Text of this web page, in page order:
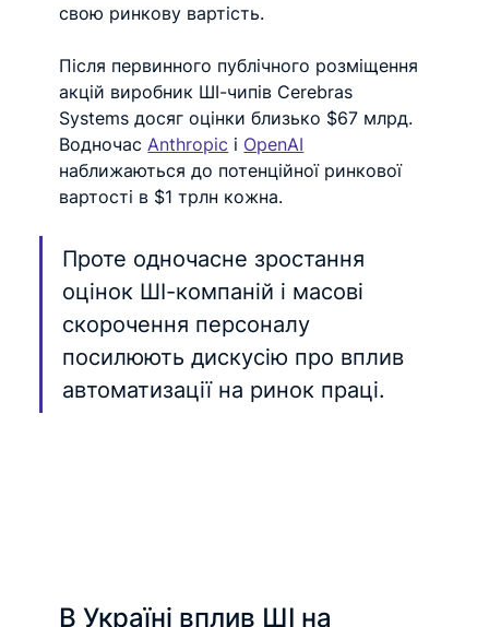
свою ринкову вартість.
Після первинного публічного розміщення
акцій виробник ШІ-чипів Cerebras
Systems досяг оцінки близько $67 млрд.
Водночас Anthropic і OpenAI
наближаються до потенційної ринкової
вартості в $1 трлн кожна.
Проте одночасне зростання
оцінок ШІ-компаній і масові
скорочення персоналу
посилюють дискусію про вплив
автоматизації на ринок праці.
В Україні вплив ШІ на